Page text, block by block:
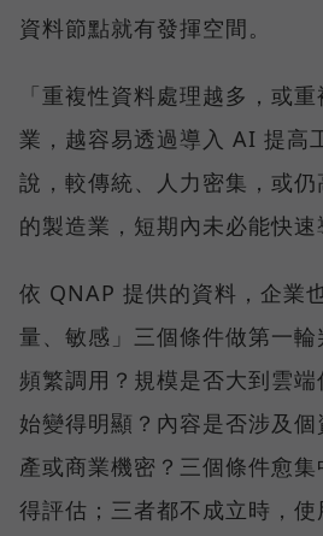
資料節點就有發揮空間。
「重複性資料處理越多，或
業，越容易透過導入 AI 提高
說，較傳統、人力密集，或
的製造業，短期內未必能快速
依 QNAP 提供的資料，企業
量、敏感」三個條件做第一
頻繁調用？規模是否大到雲
始變得明顯？內容是否涉及
產或商業機密？三個條件愈
得評估；三者都不成立時，